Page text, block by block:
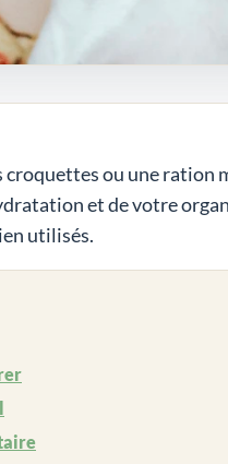
ou une ration
et de votre
utilisés.